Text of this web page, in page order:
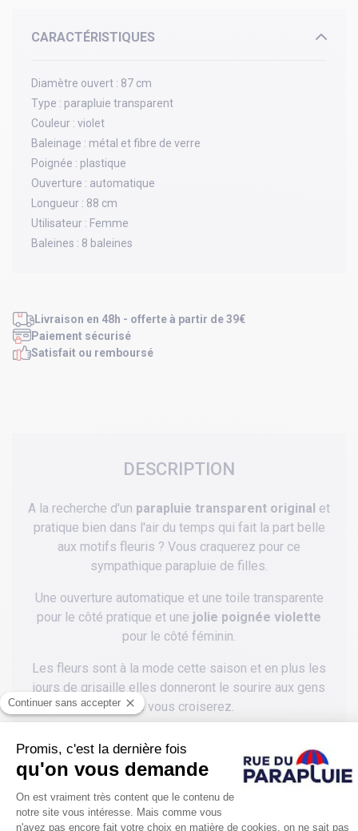
CARACTÉRISTIQUES
Diamètre ouvert : 87 cm
Type : parapluie transparent
Couleur : violet
Baleinage : métal et fibre de verre
Poignée : plastique
Ouverture : automatique
Longueur : 88 cm
Utilisateur : Femme
Baleines : 8 baleines
Livraison en 48h - offerte à partir de 39€
Paiement sécurisé
Satisfait ou remboursé
DESCRIPTION
A la recherche d'un parapluie transparent original et
pratique bien dans l'air du temps qui fait la part belle
aux motifs fleuris ? Vous craquerez pour ce
sympathique parapluie de filles.
Une ouverture automatique et une toile transparente
pour le côté pratique et une jolie poignée violette
pour le côté féminin.
Les fleurs sont à la mode cette saison et en plus les
jours de grisaille elles donneront le sourire aux gens
que vous croiserez.
transparent pour femme ravira celles qui aiment
arborer une touche de fantaisie dans leurs tenues.